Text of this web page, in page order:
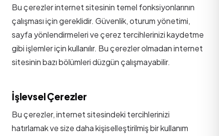
Bu çerezler internet sitesinin temel fonksiyonlarının
çalışması için gereklidir. Güvenlik, oturum yönetimi,
sayfa yönlendirmeleri ve çerez tercihlerinizi kaydetme
gibi işlemler için kullanılır. Bu çerezler olmadan internet
sitesinin bazı bölümleri düzgün çalışmayabilir.
İşlevsel Çerezler
Bu çerezler, internet sitesindeki tercihlerinizi
hatırlamak ve size daha kişiselleştirilmiş bir kullanım